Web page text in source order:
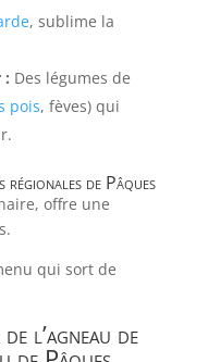
, sublime la
: Des légumes de
pois, fèves) qui
régionales de Pâques
offre une
qui sort de
l’agneau de